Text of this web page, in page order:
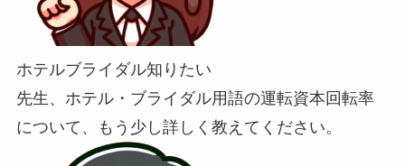
ホテルブライダル知りたい
先生、ホテル・ブライダル用語の運転資本回転率
について、もう少し詳しく教えてください。